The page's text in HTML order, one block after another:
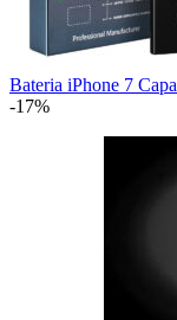
Bateria iPhone 7
-17%